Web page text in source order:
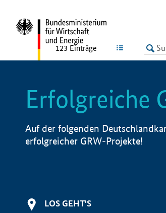
LISTE
123 Einträge
Erfolgreiche
Auf der folgenden
erfolgreicher GRW-Projekte!
LOS GEHT'S